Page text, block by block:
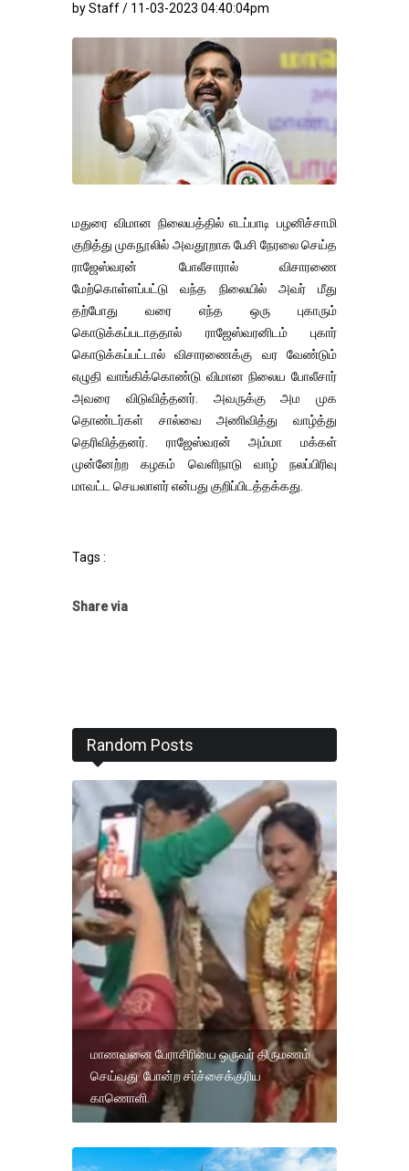
by Staff / 11-03-2023 04:40:04pm
மதுரை விமான நிலையத்தில் எடப்பாடி பழனிச்சாமி
குறித்து முகநூலில் அவதூறாக பேசி நேரலை செய்த
ராஜேஸ்வரன் போலீசாரால் விசாரணை
மேற்கொள்ளப்பட்டு வந்த நிலையில் அவர் மீது
தற்போது வரை எந்த ஒரு புகாரும்
கொடுக்கப்படாததால் ராஜேஸ்வரனிடம் புகார்
கொடுக்கப்பட்டால் விசாரணைக்கு வர வேண்டும்
எழுதி வாங்கிக்கொண்டு விமான நிலைய போலீசார்
அவரை விடுவித்தனர். அவருக்கு அம முக
தொண்டர்கள் சால்வை அணிவித்து வாழ்த்து
தெரிவித்தனர். ராஜேஸ்வரன் அம்மா மக்கள்
முன்னேற்ற கழகம் வெளிநாடு வாழ் நலப்பிரிவு
மாவட்ட செயலாளர் என்பது குறிப்பிடத்தக்கது.
Tags :
Share via
Random Posts
மாணவனை பேராசிரியை ஒருவர் திருமணம்
செய்வது போன்ற சர்ச்சைக்குரிய
காணொளி.